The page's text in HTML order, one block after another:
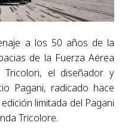
a los 50 años de la
de la Fuerza Aérea
Tricolori, el diseñador y
Pagani, radicado hace
limitada del Pagani
Tricolore.